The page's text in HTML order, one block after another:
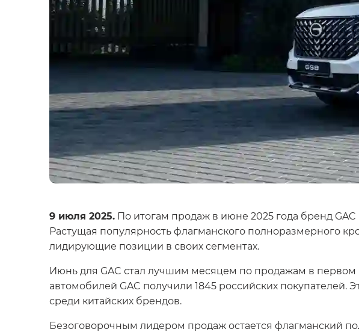
9 июля 2025. По итогам продаж в июне 2025 года бренд
Растущая популярность флагманского полноразмерного
лидирующие позиции в своих сегментах.
Июнь для GAC стал лучшим месяцем по продажам в
автомобилей GAC получили 1845 российских покупателей.
среди китайских брендов.
Безоговорочным лидером продаж остается флагманский